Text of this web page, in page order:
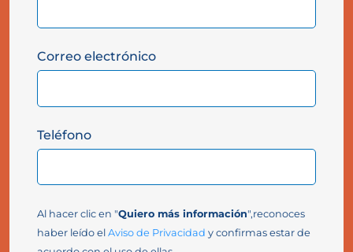
Correo electrónico
Teléfono
Al hacer clic en "Quiero más información",reconoces
haber leído el Aviso de Privacidad y confirmas estar de